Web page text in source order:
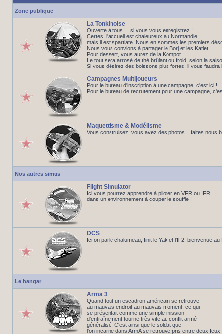
Zone publique
La Tonkinoise
Ouverte à tous ... si vous vous enregistrez !
Certes, l'accueil est chaleureux au Normandie,
mais il est spartiate. Nous en sommes les premiers
Nous vous convions à partager le Borj et les Katlet.
Pour dessert, vous aurez de la Kompot.
Le tout sera arrosé de thé brûlant ou froid, selon la
Si vous désirez des boissons plus fortes, il vous faudra
Campagnes Multijoueurs
Pour le bureau d'inscription à une campagne, c'est ici !
Pour le bureau de recrutement pour une campagne,
Maquettisme & Modélisme
Vous construisez, vous avez des photos... faites nous
Nos autres simus
Flight Simulator
Ici vous pourrez apprendre à piloter en VFR ou IFR
dans un environnement à couper le souffle !
DCS
Ici on parle chalumeau, finit le Yak et l'Il-2, bienvenue au
Le hangar
Arma 3
Quand tout un escadron américain se retrouve
au mauvais endroit au mauvais moment, ce qui
se présentait comme une simple mission
d'entraînement tourne très vite au conflit armé
généralisé. C'est ainsi que le soldat que
l'on incarne dans ArmA se retrouve pris entre deux feux